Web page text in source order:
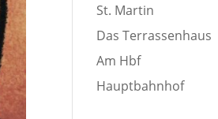
St. Martin
Das Terrassenhaus
Am Hbf
Hauptbahnhof